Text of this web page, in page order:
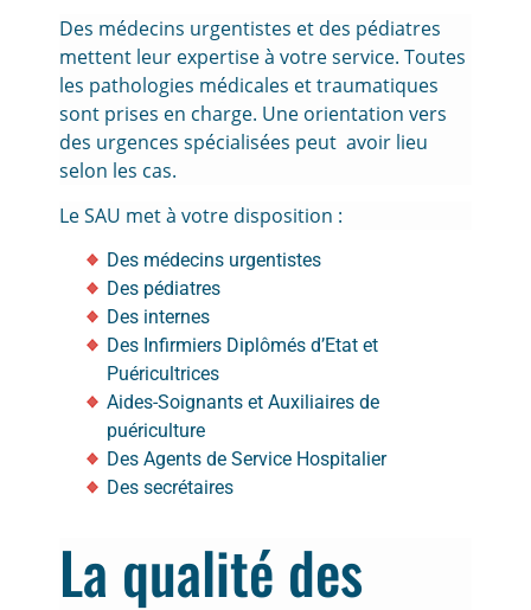
Des médecins urgentistes et des pédiatres
mettent leur expertise à votre service. Toutes
les pathologies médicales et traumatiques
sont prises en charge. Une orientation vers
des urgences spécialisées peut avoir lieu
selon les cas.
Le SAU met à votre disposition :
Des médecins urgentistes
Des pédiatres
Des internes
Des Infirmiers Diplômés d’Etat et
Puéricultrices
Aides-Soignants et Auxiliaires de
puériculture
Des Agents de Service Hospitalier
Des secrétaires
La qualité des